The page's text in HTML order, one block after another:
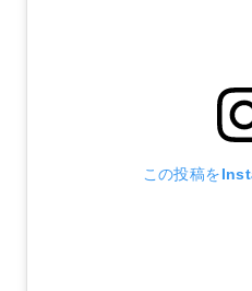
この投稿を